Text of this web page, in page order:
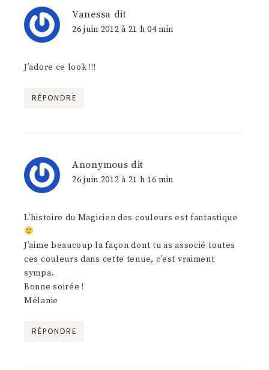
Vanessa dit
26 juin 2012 à 21 h 04 min
J’adore ce look !!!
RÉPONDRE
Anonymous dit
26 juin 2012 à 21 h 16 min
L’histoire du Magicien des couleurs est fantastique
J’aime beaucoup la façon dont tu as associé toutes
ces couleurs dans cette tenue, c’est vraiment
sympa.
Bonne soirée !
Mélanie
RÉPONDRE